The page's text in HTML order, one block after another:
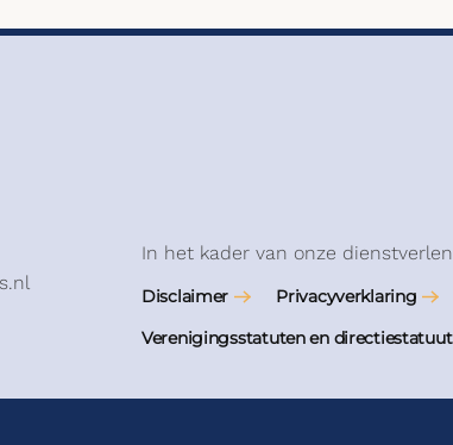
In het kader van onze
Disclaimer Privacyverklaring
Verenigingsstatuten en directiestatuut